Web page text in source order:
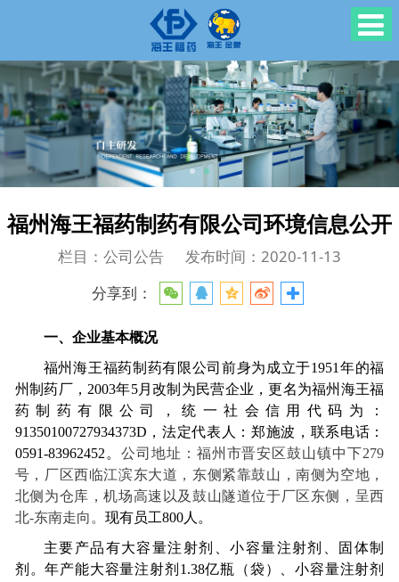
福州海王福药制药有限公司环境信息公开
栏目：公司公告
发布时间：2020-11-13
分享到：
一、企业基本概况
福州海王福药制药有限公司前身为成立于1951年的福
州制药厂，2003年5月改制为民营企业，更名为福州海王福
药制药有限公司，统一社会信用代码为：
91350100727934373D ，法定代表人：郑施波，联系电话：
0591-83962452。 公司地址：福州市晋安区鼓山镇中下279
号，厂区西临江滨东大道，东侧紧靠鼓山，南侧为空地，
北侧为仓库，机场高速以及鼓山隧道位于厂区东侧，呈西
北-东南走向。 现有员工800人。
主要产品有大容量注射剂、小容量注射剂、固体制
剂。年产能大容量注射剂 1.38亿瓶（袋）、小容量注射剂